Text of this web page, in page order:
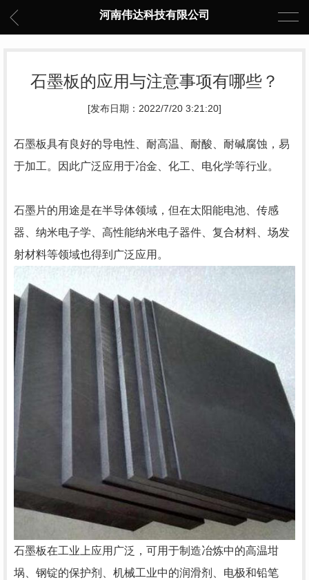
河南伟达科技有限公司
石墨板的应用与注意事项有哪些？
[发布日期：2022/7/20 3:21:20]
石墨板具有良好的导电性、耐高温、耐酸、耐碱腐蚀，易
于加工。因此广泛应用于冶金、化工、电化学等行业。
石墨片的用途是在半导体领域，但在太阳能电池、传感
器、纳米电子学、高性能纳米电子器件、复合材料、场发
射材料等领域也得到广泛应用。
石墨板在工业上应用广泛，可用于制造冶炼中的高温坩
埚、钢锭的保护剂、机械工业中的润滑剂、电极和铅笔